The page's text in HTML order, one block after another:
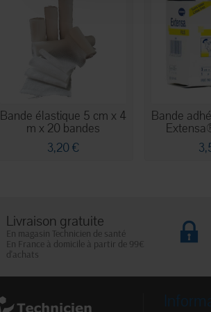
Bande élastique 5 cm x 4
m x 20 bandes
3,20 €
Bande
Livraison gratuite
En magasin Technicien de santé
En France à domicile à partir de 99€
d'achats